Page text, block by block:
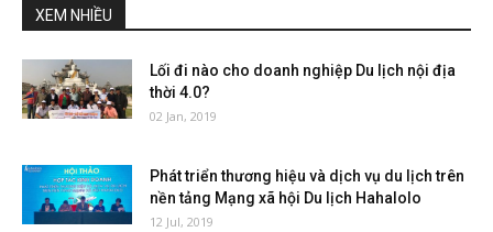
XEM NHIỀU
Lối đi nào cho doanh nghiệp Du lịch nội địa
thời 4.0?
02 Jan, 2019
Phát triển thương hiệu và dịch vụ du lịch trên
nền tảng Mạng xã hội Du lịch Hahalolo
12 Jul, 2019